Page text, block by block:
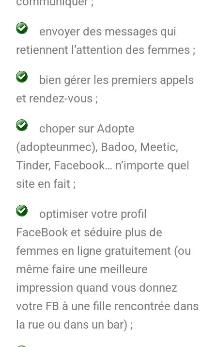
envoyer des messages qui
retiennent l’attention des femmes ;
bien gérer les premiers appels
et rendez-vous ;
choper sur Adopte
(adopteunmec), Badoo, Meetic,
Tinder, Facebook… n’importe quel
site en fait ;
optimiser votre profil
FaceBook et séduire plus de
femmes en ligne gratuitement (ou
même faire une meilleure
impression quand vous donnez
votre FB à une fille rencontrée dans
la rue ou dans un bar) ;